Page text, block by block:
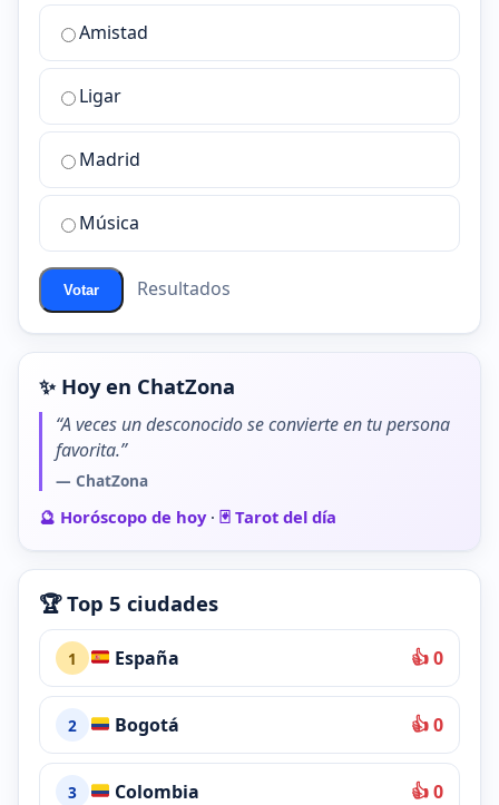
¿Cuál
la
mejor
sala
chat
ChatZona?
Amistad
Ligar
Madrid
Música
Votar Resultados
✨ Hoy en ChatZona
“A veces un desconocido se convierte en tu persona
favorita.”
— ChatZona
🔮 Horóscopo de hoy· 🃏 Tarot del día
🏆 Top 5 ciudades
1 España 👍 0
2 Bogotá 👍 0
3 Colombia 👍 0